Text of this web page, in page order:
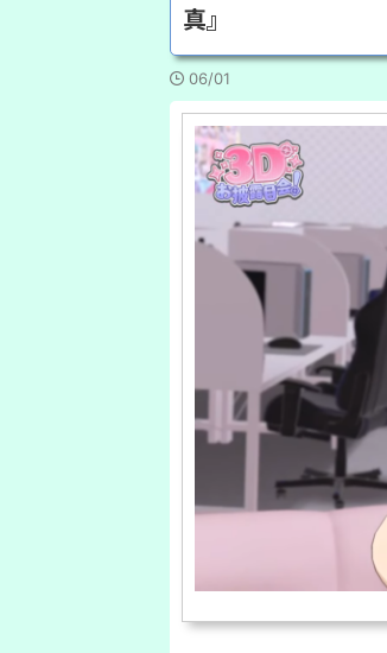
真』
06/01